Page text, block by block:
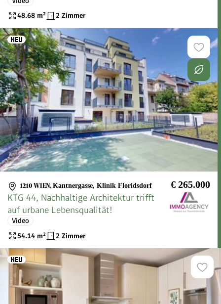
48.68 m² 2 Zimmer
1210 WIEN, Kantnergasse, Klinik Floridsdorf € 265.000
KTG 44, Nachhaltige Architektur trifft
auf urbane Lebensqualität!
Video
54.14 m² 2 Zimmer